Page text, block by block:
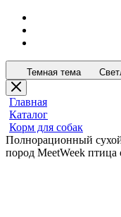
Темная тема
Главная
Каталог
Корм для собак
Полнорационный
пород MeetWeek